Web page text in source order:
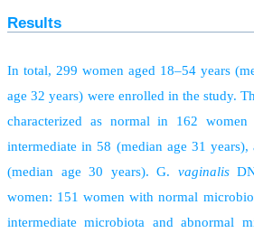
Results
In total, 299 women aged 18–54 years
age 32 years) were enrolled in the study.
characterized as normal in 162
intermediate in 58 (median age 31
(median age 30 years). G. vaginalis
women: 151 women with normal
intermediate microbiota and abnormal